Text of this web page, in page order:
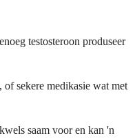
testosteroon produseer
sekere medikasie wat met
saam voor en kan 'n